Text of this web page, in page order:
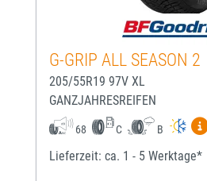
G-GRIP ALL SEASON 2
205/55R19 97V XL
GANZJAHRESREIFEN
68 C B
Lieferzeit: ca. 1 - 5 Werktage*